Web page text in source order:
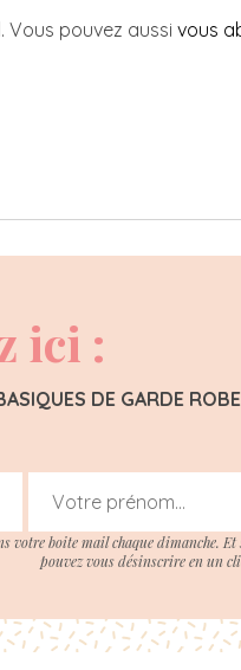
Vous pouvez aussi vous
ici :
DE GARDE
votre boite mail chaque dimanche.
pouvez vous désinscrire en un